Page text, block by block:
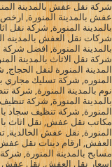
شركة نقل عفش بالمدينة
عفش بالمدينة المنورة,
بالمدينة المنورة, شركة نقل
شركات نقل العفش بالمدينه
بالمدينة المنورة, افضل
شركة نقل الاثاث بالمدينة
المدينة المنورة لنقل
المنوره, شركة تسليك مجاري
نوم بالمدينة المنورة, شركة
بالمدينة المنورة, شركة
المنورة, شركة تنظيف سجاد
مكاتب نقل عفش, نقل اثاث
المنورة, نقل عفش الخالدية,
العفش, ارقام دينات نقل
مسابح بالمدينة المنورة,
اسعار نقل العفش, نقل عفش